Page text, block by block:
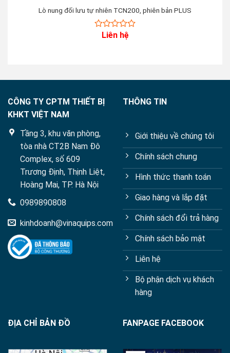
Lò nung đối lưu tự nhiên TCN200, phiên bản PLUS
Liên hệ
CÔNG TY CPTM THIẾT BỊ
KHKT VIỆT NAM
Tầng 3, khu văn phòng,
tòa nhà CT2B Nam Đô
Complex, số 609
Trương Định, Thịnh Liệt,
Hoàng Mai, TP. Hà Nội
0989890808
kinhdoanh@vinaquips.com
THÔNG TIN
Giới thiệu về chúng tôi
Chính sách chung
Hình thức thanh toán
Giao hàng và lắp đặt
Chính sách đổi trả hàng
Chính sách bảo mật
Liên hệ
Bộ phận dịch vụ khách
hàng
ĐỊA CHỈ BẢN ĐỒ FANPAGE FACEBOOK